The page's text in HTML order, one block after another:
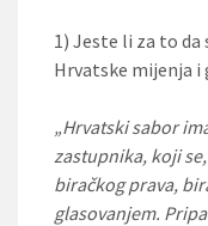
1) Jeste li za to da
Hrvatske mijenja i
„Hrvatski sabor
zastupnika, koji
biračkog prava,
glasovanjem.